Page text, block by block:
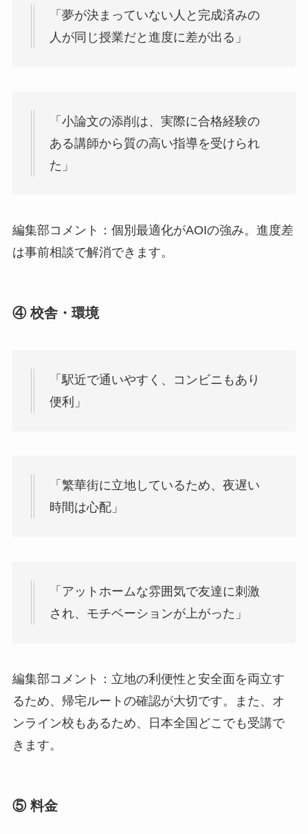
「夢が決まっていない人と完成済みの
人が同じ授業だと進度に差が出る」
「小論文の添削は、実際に合格経験の
ある講師から質の高い指導を受けられ
た」
編集部コメント：個別最適化がAOIの強み。進度差
は事前相談で解消できます。
④ 校舎・環境
「駅近で通いやすく、コンビニもあり
便利」
「繁華街に立地しているため、夜遅い
時間は心配」
「アットホームな雰囲気で友達に刺激
され、モチベーションが上がった」
編集部コメント：立地の利便性と安全面を両立す
るため、帰宅ルートの確認が大切です。また、オ
ンライン校もあるため、日本全国どこでも受講で
きます。
⑤ 料金